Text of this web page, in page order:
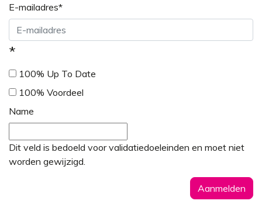
E-mailadres*
*
100% Up To Date
100% Voordeel
Name
Dit veld is bedoeld voor validatiedoeleinden en moet niet
worden gewijzigd.